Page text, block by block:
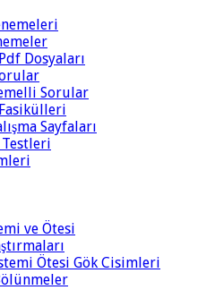
Dosyaları
Sorular
Sayfaları
Testleri
ve Ötesi
Ötesi Gök Cisimleri